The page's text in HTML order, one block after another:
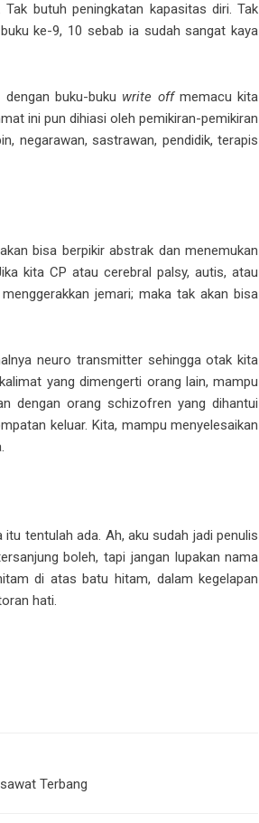
butuh peningkatan kapasitas diri. Tak
ke-9, 10 sebab ia sudah sangat kaya
buku-buku write offmemacu kita
ini pun dihiasi oleh pemikiran-pemikiran
negarawan, sastrawan, pendidik, terapis
bisa berpikir abstrak dan menemukan
kita CP atau cerebral palsy, autis, atau
jemari; maka tak akan bisa
neuro transmitter sehingga otak kita
yang dimengerti orang lain, mampu
dengan orang schizofren yang dihantui
keluar. Kita, mampu menyelesaikan
tentulah ada. Ah, aku sudah jadi penulis
boleh, tapi jangan lupakan nama
di atas batu hitam, dalam kegelapan
hati.
Terbang